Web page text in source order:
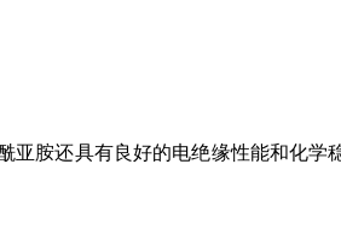
亚胺还具有良好的电绝缘性能和化学